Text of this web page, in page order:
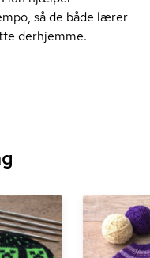
så de både lærer
derhjemme.